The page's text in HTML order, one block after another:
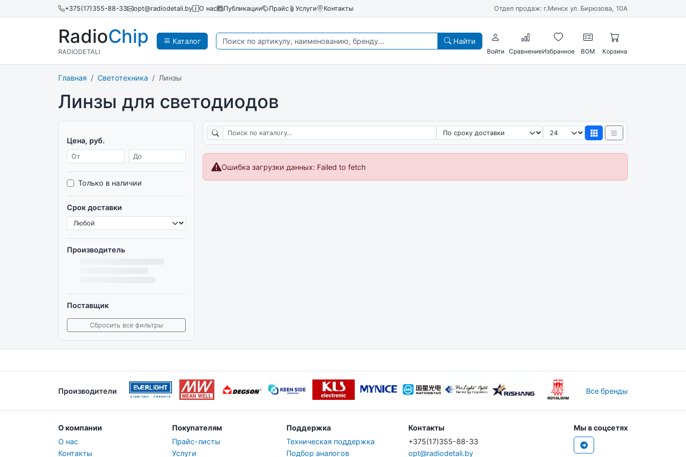
+375(17)355-88-33 opt@radiodetali.by О нас Публикации Прайс Услуги Контакты Отдел продаж: г.Минск ул. Бирюзова, 10А
Каталог
RadioChip
RADIODETALI
Найти
Войти СравнениеИзбранное BOM Корзина
Главная Светотехника Линзы
Линзы для светодиодов
Цена, руб.
Цена от
Цена до
Только в наличии
Срок доставки
Производитель
Поставщик
Сбросить все фильтры
Поиск по каталогу Сортировка Товаров на странице
Ошибка загрузки данных: Failed to fetch
Производители Все бренды
О компании
О нас
Контакты
Покупателям
Прайс-листы
Услуги
Поддержка
Техническая поддержка
Подбор аналогов
Контакты
+375(17)355-88-33
opt@radiodetali.by
Мы в соцсетях